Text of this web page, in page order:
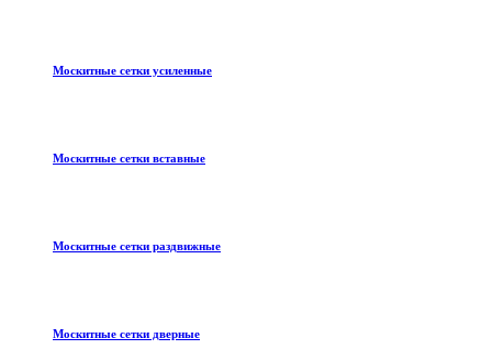
Москитные сетки усиленные
Москитные сетки вставные
Москитные сетки раздвижные
Москитные сетки дверные